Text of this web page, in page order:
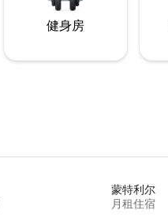
健身房
蒙特利尔
月租住宿